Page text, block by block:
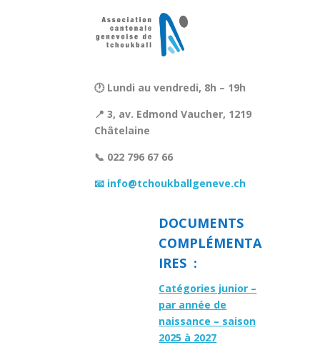
🕐 Lundi au vendredi, 8h – 19h
📍 3, av. Edmond Vaucher, 1219
Châtelaine
📞 022 796 67 66
📧 info@tchoukballgeneve.ch
DOCUMENTS
COMPLÉMENTA
IRES :
Catégories junior –
par année de
naissance – saison
2025 à 2027